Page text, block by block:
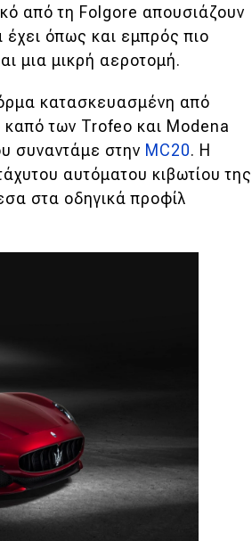
από τη Folgore απουσιάζουν
έχει όπως και εμπρός πιο
μια μικρή αεροτομή.
κατασκευασμένη από
καπό των Trofeo και Modena
συναντάμε στην MC20. Η
αυτόματου κιβωτίου της
στα οδηγικά προφίλ